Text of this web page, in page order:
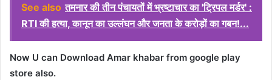
See also तमनार की तीन पंचायतों में भ्रष्टाचार का 'ट्रिपल मर्डर' :
RTI की हत्या, कानून का उल्लंघन और जनता के करोड़ों का गबन!...
Now U can Download Amar khabar from google play
store also.